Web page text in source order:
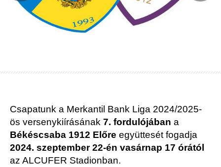
Csapatunk a Merkantil Bank Liga 2024/2025-
ös versenykiírásának 7. fordulójában a
Békéscsaba 1912 Előre együttesét fogadja
2024. szeptember 22-én vasárnap 17 órától
az ALCUFER Stadionban.